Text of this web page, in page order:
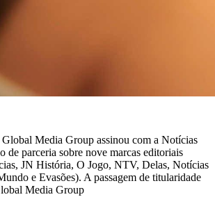
Media Group assinou com a Notícias
de parceria sobre nove marcas editoriais
JN História, O Jogo, NTV, Delas, Notícias
e Evasões). A passagem de titularidade
Media Group